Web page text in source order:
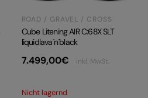
ROAD / GRAVEL / CROSS
Cube Litening AIR C:68X SLT
liquidlava´n´black
7.499,00€ inkl. MwSt.
Nicht lagernd